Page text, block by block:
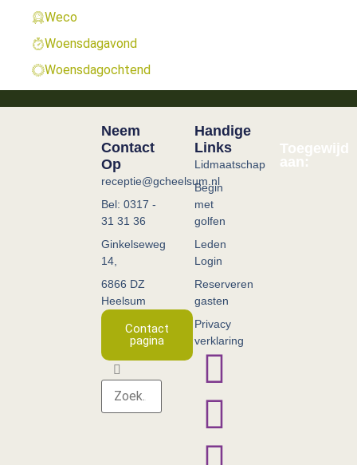
Weco
Woensdagavond
Woensdagochtend
Neem
Contact
Op
receptie@gcheelsum.nl
Bel: 0317 -
31 31 36
Ginkelseweg
14,
6866 DZ
Heelsum
Contact
pagina
Handige
Links
Lidmaatschap
Begin
met
golfen
Leden
Login
Reserveren
gasten
Privacy
verklaring
Toegewijd
aan: